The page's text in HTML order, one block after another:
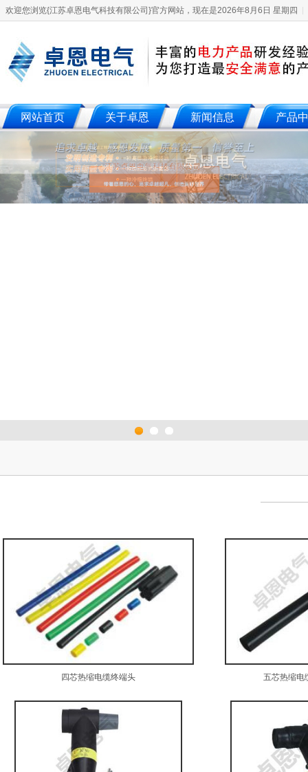
欢迎您浏览{江苏卓恩电气科技有限公司}官方网站，现在是2026年8月6日 星期四
网站首页 关于卓恩 新闻信息 产品
四芯热缩电缆终端头 五芯热缩电